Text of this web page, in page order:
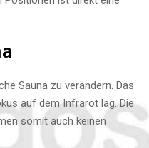
Sauna zu verändern. Das
auf dem Infrarot lag. Die
somit auch keinen